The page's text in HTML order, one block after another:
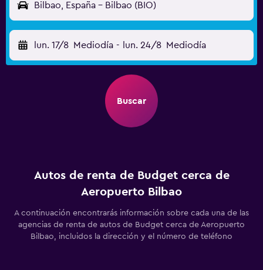
Bilbao, España - Bilbao (BIO)
lun. 17/8 Mediodía - lun. 24/8 Mediodía
Buscar
Autos de renta de Budget cerca de
Aeropuerto Bilbao
A continuación encontrarás información sobre cada una de las
agencias de renta de autos de Budget cerca de Aeropuerto
Bilbao, incluidos la dirección y el número de teléfono